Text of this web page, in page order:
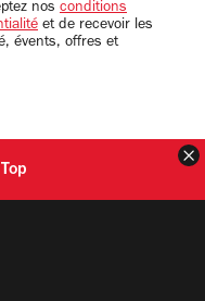
nos conditions
et de recevoir les
évents, offres et